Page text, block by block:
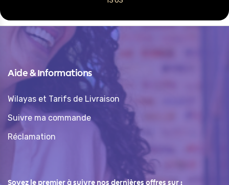
Aide & Informations
Wilayas et Tarifs de Livraison
Suivre ma commande
Réclamation
Soyez le premier à suivre nos dernières offres sur :